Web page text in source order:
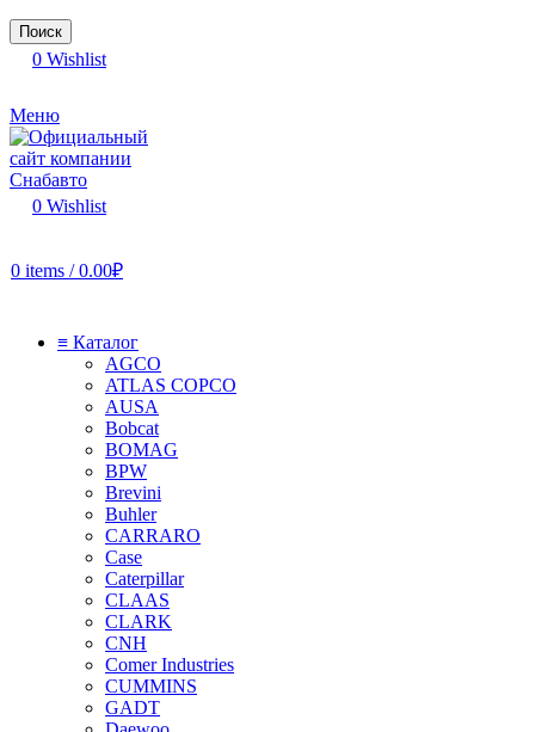
Поиск
0 Wishlist
Меню
0 Wishlist
0 items / 0.00₽
≡ Каталог
AGCO
ATLAS COPCO
AUSA
Bobcat
BOMAG
BPW
Brevini
Buhler
CARRARO
Case
Caterpillar
CLAAS
CLARK
CNH
Comer Industries
CUMMINS
GADT